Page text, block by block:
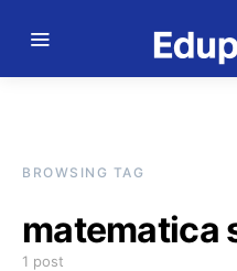
BROWSING TAG
matematica
1 post